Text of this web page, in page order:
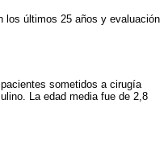
los últimos 25 años y evaluación
sometidos a cirugía
La edad media fue de 2,8